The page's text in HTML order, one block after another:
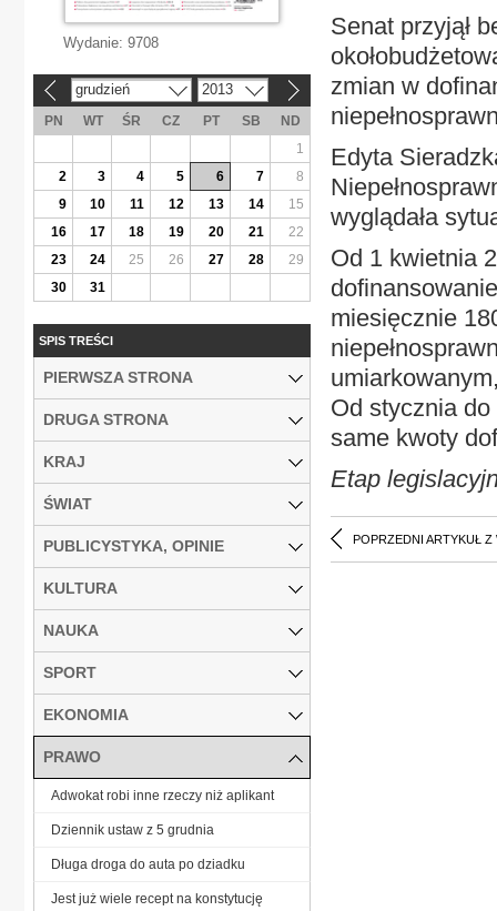
Senat przyjął
zmian w
Edyta
wyglądała
Od 1 kwietnia
miesięcznie
Od stycznia
same kwoty
Etap
POPRZEDNI ARTYKUŁ Z
Wydanie: 9708
grudzień 2013
PN WT ŚR CZ PT SB
ND
1
2
3 4 5 6 7
8
9
10 11 12 13 14
15
16
17 18 19 20 21
22
23
24 25 26 27 28
29
30
31
SPIS TREŚCI
PIERWSZA STRONA
DRUGA STRONA
KRAJ
ŚWIAT
PUBLICYSTYKA, OPINIE
KULTURA
NAUKA
SPORT
EKONOMIA
PRAWO
Adwokat robi inne rzeczy niż aplikant
Dziennik ustaw z 5 grudnia
Długa droga do auta po dziadku
Jest już wiele recept na konstytucję